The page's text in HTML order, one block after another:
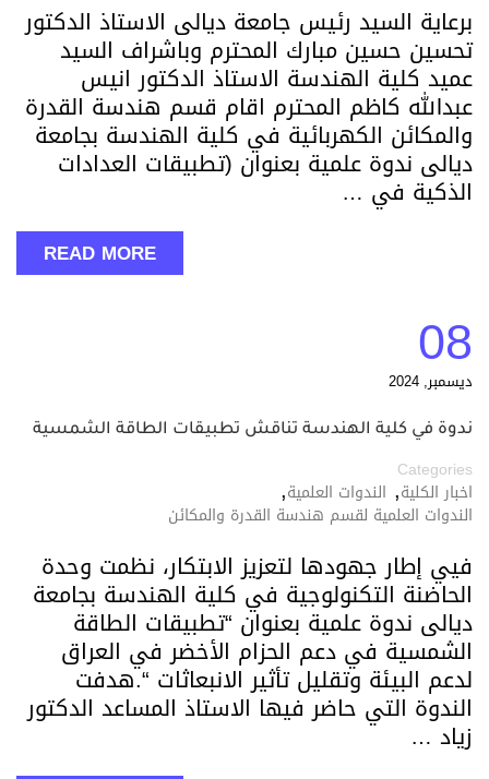
برعاية السيد رئيس جامعة ديالى الاستاذ الدكتور
تحسين حسين مبارك المحترم وباشراف السيد
عميد كلية الهندسة الاستاذ الدكتور انيس
عبدالله كاظم المحترم اقام قسم هندسة القدرة
والمكائن الكهربائية في كلية الهندسة بجامعة
ديالى ندوة علمية بعنوان (تطبيقات العدادات
الذكية في …
READ MORE
08
ديسمبر, 2024
ندوة في كلية الهندسة تناقش تطبيقات الطاقة الشمسية
Categories
اخبار الكلية, الندوات العلمية,
الندوات العلمية لقسم هندسة القدرة والمكائن
فيي إطار جهودها لتعزيز الابتكار، نظمت وحدة
الحاضنة التكنولوجية في كلية الهندسة بجامعة
ديالى ندوة علمية بعنوان “تطبيقات الطاقة
الشمسية في دعم الحزام الأخضر في العراق
لدعم البيئة وتقليل تأثير الانبعاثات “.هدفت
الندوة التي حاضر فيها الاستاذ المساعد الدكتور
زياد …